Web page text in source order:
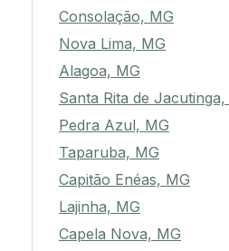
Consolação, MG
Nova Lima, MG
Alagoa, MG
Santa Rita de Jacutinga,
Pedra Azul, MG
Taparuba, MG
Capitão Enéas, MG
Lajinha, MG
Capela Nova, MG